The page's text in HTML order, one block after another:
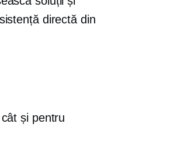
directă din
și pentru